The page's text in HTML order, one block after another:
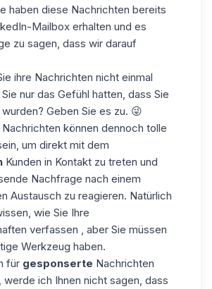
haben diese Nachrichten bereits
Mailbox erhalten und es
zu sagen, dass wir darauf
ihre Nachrichten nicht einmal
nur das Gefühl hatten, dass Sie
Geben Sie es zu. 😜
können dennoch tolle
um direkt mit dem
Kunden in Kontakt zu treten und
Nachfrage nach einem
Austausch zu reagieren. Natürlich
wie Sie Ihre
verfassen , aber Sie müssen
Werkzeug haben.
für gesponserte Nachrichten
werde ich Ihnen nicht sagen, dass